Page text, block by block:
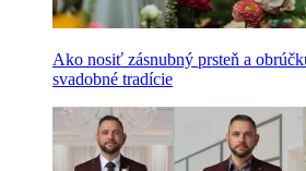
Ako nosiť zásnubný prsteň a
svadobné tradície